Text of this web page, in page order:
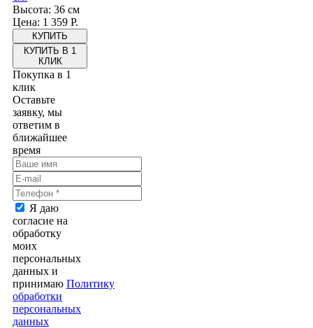
Высота: 36 см
Цена: 1 359 Р.
КУПИТЬ В 1
КЛИК
Покупка в 1
клик
Оставьте
заявку, мы
ответим в
ближайшее
время
Я даю
согласие на
обработку
моих
персональных
данных и
принимаю Политику
обработки
персональных
данных